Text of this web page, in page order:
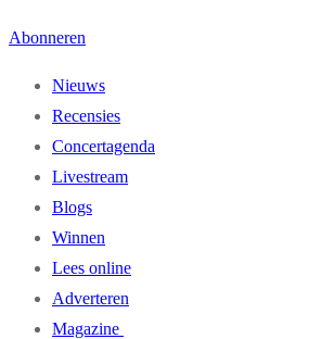
Abonneren
Nieuws
Recensies
Concertagenda
Livestream
Blogs
Winnen
Lees online
Adverteren
Magazine